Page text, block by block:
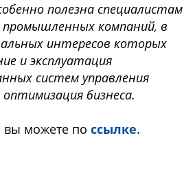
полезна специалистам
промышленных компаний, в
интересов которых
и эксплуатация
систем управления
бизнеса.
вы можете по ссылке.